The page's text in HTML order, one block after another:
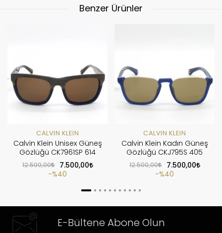
Benzer Ürünler
CALVIN KLEIN
Calvin Klein Unisex Güneş
Gözlüğü CK7961SP 614
12.500,00
7.500,00
%40
CALVIN KLEIN
Calvin Klein Kadın Güneş
Gözlüğü CKJ795S 405
12.500,00
7.500,00
%40
E-Bültene Abone Olun